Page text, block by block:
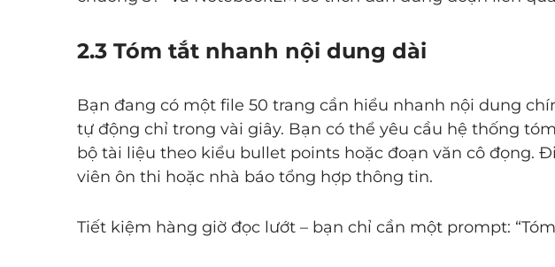
2.3 Tóm tắt nhanh nội dung dài
Bạn đang có một file 50 trang cần hiểu nhanh nội dung
tự động chỉ trong vài giây. Bạn có thể yêu cầu hệ thống
bộ tài liệu theo kiểu bullet points hoặc đoạn văn cô đọng.
viên ôn thi hoặc nhà báo tổng hợp thông tin.
Tiết kiệm hàng giờ đọc lướt – bạn chỉ cần một prompt: